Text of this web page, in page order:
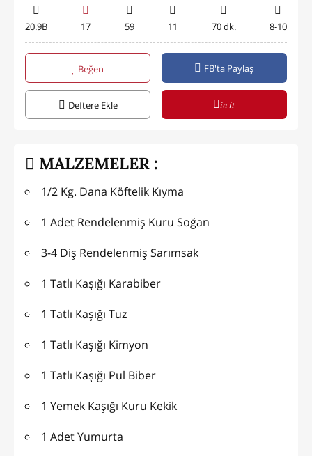
20.9B 17 59 11 70 dk. 8-10
Beğen FB'ta Paylaş
Deftere Ekle in it
MALZEMELER :
1/2 Kg. Dana Köftelik Kıyma
1 Adet Rendelenmiş Kuru Soğan
3-4 Diş Rendelenmiş Sarımsak
1 Tatlı Kaşığı Karabiber
1 Tatlı Kaşığı Tuz
1 Tatlı Kaşığı Kimyon
1 Tatlı Kaşığı Pul Biber
1 Yemek Kaşığı Kuru Kekik
1 Adet Yumurta